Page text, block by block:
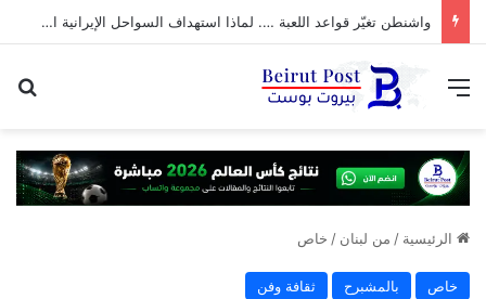
واشنطن تغيّر قواعد اللعبة …. لماذا استهداف السواحل الإيرانية الآن؟
القائمة
الرئيسية / من لبنان / خاص
خاص بالمشبرح ثقافة وفن